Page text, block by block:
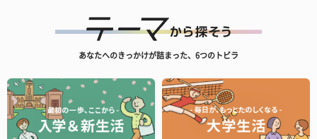
あなたへのきっかけが詰まった、6つのトビラ